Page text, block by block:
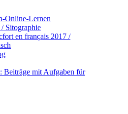
Online-Lernen
Sitographie
en français 2017 /
mit Aufgaben für